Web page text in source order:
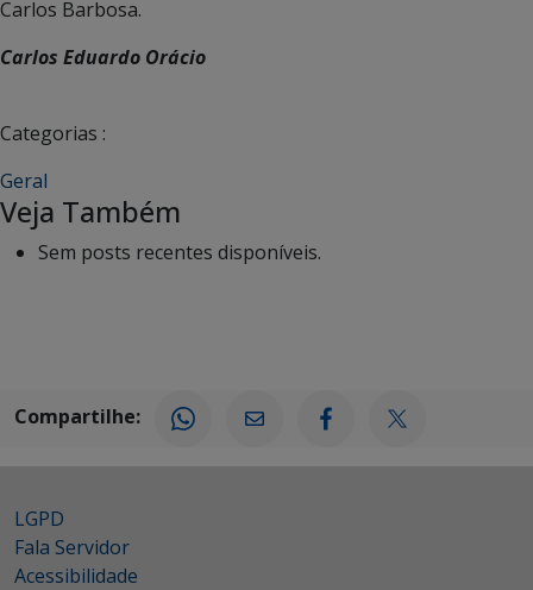
Carlos Barbosa.
Carlos Eduardo Orácio
Categorias :
Geral
Veja Também
Sem posts recentes disponíveis.
Compartilhe:
LGPD
Fala Servidor
Acessibilidade